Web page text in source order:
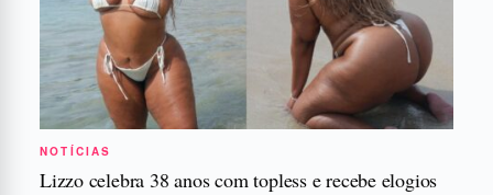
NOTÍCIAS
Lizzo celebra 38 anos com topless e recebe elogios